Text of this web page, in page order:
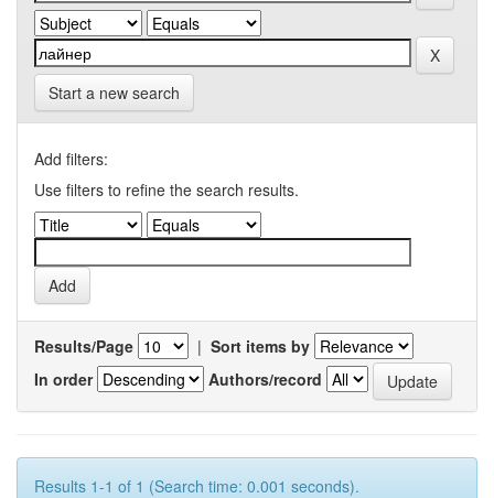
Start a new search
Add filters:
Use filters to refine the search results.
Results/Page | Sort items by
In order
Authors/record
Results 1-1 of 1 (Search time: 0.001 seconds).